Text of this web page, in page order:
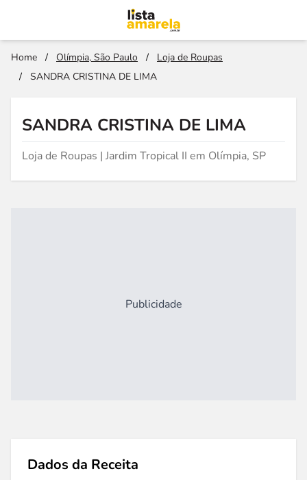
Home / Olímpia, São Paulo /
Loja de Roupas
/
SANDRA CRISTINA DE LIMA
SANDRA CRISTINA DE LIMA
Loja de Roupas | Jardim Tropical II em Olímpia, SP
Publicidade
Dados da Receita